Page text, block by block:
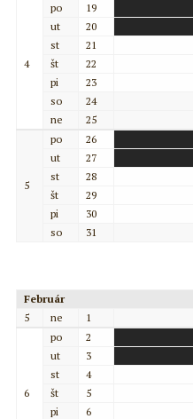
4
po
19
ut
20
st
21
št
22
pi
23
so
24
ne
25
5
po
26
ut
27
st
28
št
29
pi
30
so
31
Február
5
ne 1
6
po
2
ut
3
st
4
št
5
pi
6